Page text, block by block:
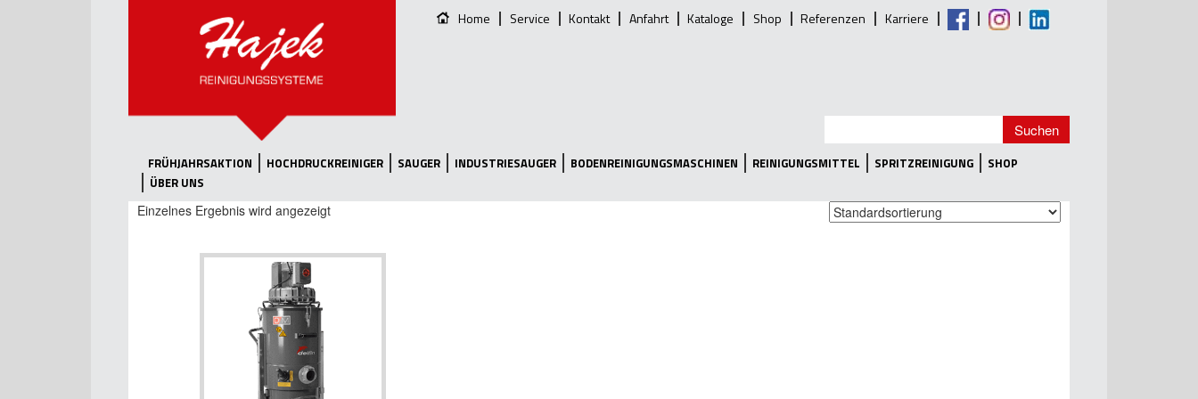
Home Service Kontakt Anfahrt Kataloge Shop Referenzen Karriere
FRÜHJAHRSAKTION HOCHDRUCKREINIGER SAUGER INDUSTRIESAUGER BODENREINIGUNGSMASCHINEN REINIGUNGSMITTEL SPRITZREINIGUNG
SHOP
ÜBER UNS
Einzelnes Ergebnis wird angezeigt